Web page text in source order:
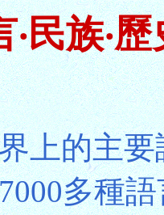
‧民族‧
上的主
多種